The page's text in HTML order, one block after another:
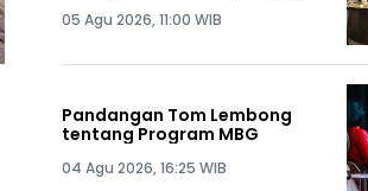
05 Agu 2026, 11:00 WIB
Pandangan Tom Lembong
tentang Program MBG
04 Agu 2026, 16:25 WIB